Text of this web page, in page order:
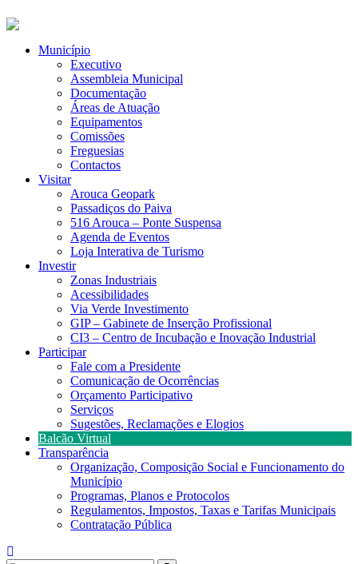
Município
Executivo
Assembleia Municipal
Documentação
Áreas de Atuação
Equipamentos
Comissões
Freguesias
Contactos
Visitar
Arouca Geopark
Passadiços do Paiva
516 Arouca – Ponte Suspensa
Agenda de Eventos
Loja Interativa de Turismo
Investir
Zonas Industriais
Acessibilidades
Via Verde Investimento
GIP – Gabinete de Inserção Profissional
CI3 – Centro de Incubação e Inovação Industrial
Participar
Fale com a Presidente
Comunicação de Ocorrências
Orçamento Participativo
Serviços
Sugestões, Reclamações e Elogios
Balcão Virtual
Transparência
Organização, Composição Social e Funcionamento do
Município
Programas, Planos e Protocolos
Regulamentos, Impostos, Taxas e Tarifas Municipais
Contratação Pública